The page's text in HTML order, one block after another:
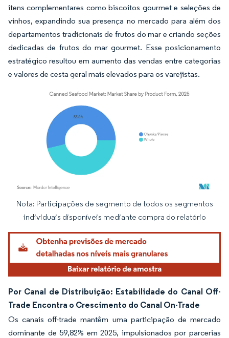
itens complementares como biscoitos gourmet e seleções de
vinhos, expandindo sua presença no mercado para além dos
departamentos tradicionais de frutos do mar e criando seções
dedicadas de frutos do mar gourmet. Esse posicionamento
estratégico resultou em aumento das vendas entre categorias
e valores de cesta geral mais elevados para os varejistas.
Imagem © Mordor Intelligence. O reuso requer atribuição conforme CC BY 4.0.
Nota: Participações de segmento de todos os segmentos
individuais disponíveis mediante compra do relatório
Por Canal de Distribuição: Estabilidade do Canal Off-
Trade Encontra o Crescimento do Canal On-Trade
Os canais off-trade mantêm uma participação de mercado
dominante de 59,82% em 2025, impulsionados por parcerias